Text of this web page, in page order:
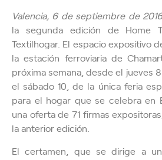
Valencia, 6 de septiembre de
la segunda edición de Home
Textilhogar. El espacio expositivo
la estación ferroviaria de
próxima semana, desde el jueves
el sábado 10, de la única feria
para el hogar que se celebra en
una oferta de 71 firmas
la anterior edición.
El certamen, que se dirige a